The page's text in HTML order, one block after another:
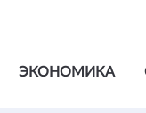
ЭКОНОМИКА